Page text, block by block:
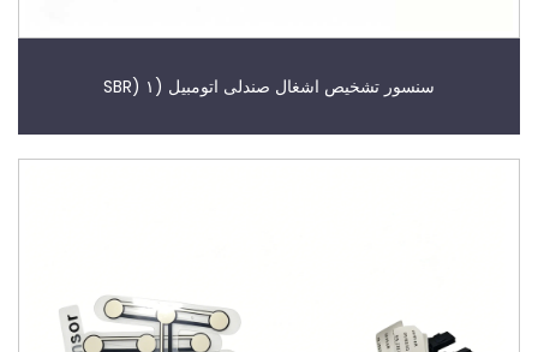
سنسور تشخیص اشغال صندلی اتومبیل (SBR) ۱